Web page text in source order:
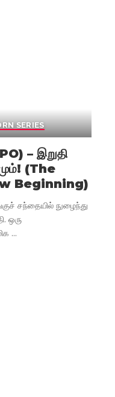
SERIES
– இறுதி
(The
Beginning)
சந்தையில் நுழைந்து
ஒரு
...